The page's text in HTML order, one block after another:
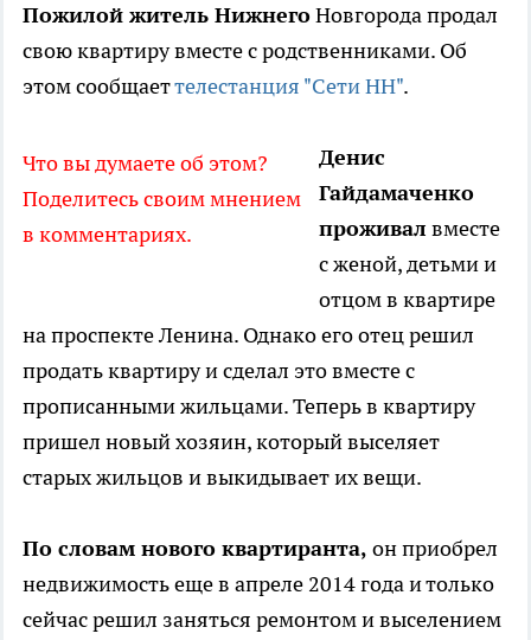
Пожилой житель НижнегоНовгорода продал
свою квартиру вместе с родственниками. Об
этом сообщаеттелестанция "Сети НН".
Что вы думаете об этом?
Поделитесь своим мнением
в комментариях.
Денис
Гайдамаченко
проживал вместе
с женой, детьми и
отцом в квартире
на проспекте Ленина. Однако его отец решил
продать квартиру и сделал это вместе с
прописанными жильцами. Теперь в квартиру
пришел новый хозяин, который выселяет
старых жильцов и выкидывает их вещи.
По словам нового квартиранта, он приобрел
недвижимость еще в апреле 2014 года и только
сейчас решил заняться ремонтом и выселением